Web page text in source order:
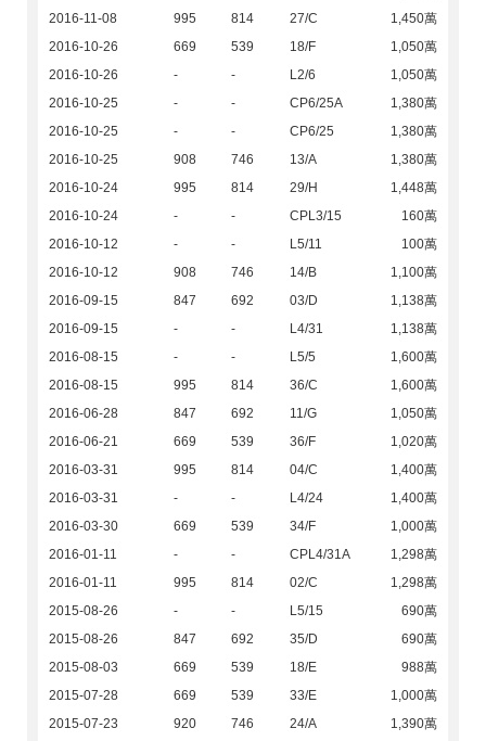
2016-11-08
995 814 27/C
1,450萬
2016-10-26
669 539 18/F
1,050萬
2016-10-26
- - L2/6
1,050萬
2016-10-25
- - CP6/25A
1,380萬
2016-10-25
- - CP6/25
1,380萬
2016-10-25
908 746 13/A
1,380萬
2016-10-24
995 814 29/H
1,448萬
2016-10-24
- - CPL3/15
160萬
2016-10-12
- - L5/11
100萬
2016-10-12
908 746 14/B
1,100萬
2016-09-15
847 692 03/D
1,138萬
2016-09-15
- - L4/31
1,138萬
2016-08-15
- - L5/5
1,600萬
2016-08-15
995 814 36/C
1,600萬
2016-06-28
847 692 11/G
1,050萬
2016-06-21
669 539 36/F
1,020萬
2016-03-31
995 814 04/C
1,400萬
2016-03-31
- - L4/24
1,400萬
2016-03-30
669 539 34/F
1,000萬
2016-01-11
- - CPL4/31A
1,298萬
2016-01-11
995 814 02/C
1,298萬
2015-08-26
- - L5/15
690萬
2015-08-26
847 692 35/D
690萬
2015-08-03
669 539 18/E
988萬
2015-07-28
669 539 33/E
1,000萬
2015-07-23
920 746 24/A 1,390萬